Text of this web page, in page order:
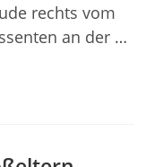
rechts vom
an der …